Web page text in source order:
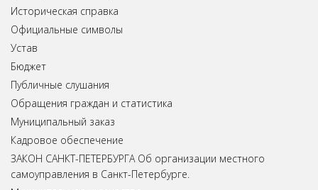
Историческая справка
Официальные символы
Устав
Бюджет
Публичные слушания
Обращения граждан и статистика
Муниципальный заказ
Кадровое обеспечение
ЗАКОН САНКТ-ПЕТЕРБУРГА Об организации местного
самоуправления в Санкт-Петербурге.